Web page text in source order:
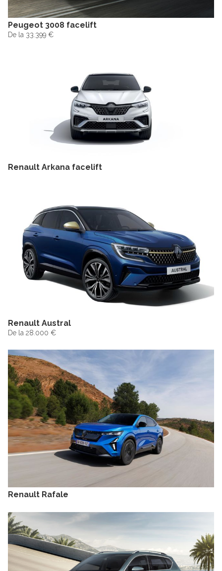
Peugeot 3008 facelift
De la 33.399 €
Renault Arkana facelift
Renault Austral
De la 28.000 €
Renault Rafale